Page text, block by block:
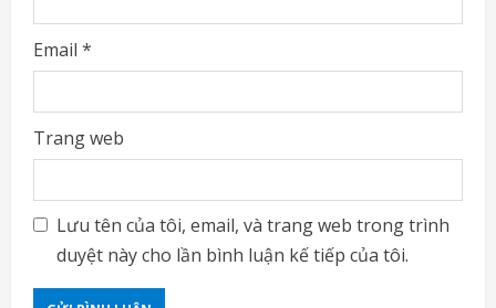
Email *
Trang web
Lưu tên của tôi, email, và trang web trong trình
duyệt này cho lần bình luận kế tiếp của tôi.